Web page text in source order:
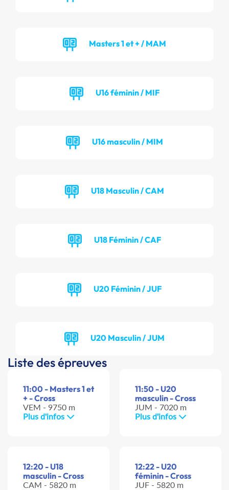
Masters 1 et + / MAM
U16 féminin / MIF
U16 masculin / MIM
U18 Masculin / CAM
U18 Féminin / CAF
U20 Féminin / JUF
U20 Masculin / JUM
Liste des épreuves
11:00 - Masters 1 et
+ - Cross
VEM - 9750 m
Plus d'infos
11:50 - U20
masculin - Cross
JUM - 7020 m
Plus d'infos
12:20 - U18
masculin - Cross
CAM - 5820 m
12:22 - U20
féminin - Cross
JUF - 5820 m